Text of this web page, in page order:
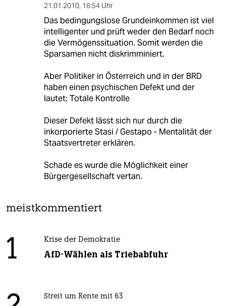
21.01.2010, 16:54 Uhr
Das bedingungslose Grundeinkommen ist viel
intelligenter und prüft weder den Bedarf noch
die Vermögenssituation. Somit werden die
Sparsamen nicht diskrimminiert.
Aber Politiker in Österreich und in der BRD
haben einen psychischen Defekt und der
lautet: Totale Kontrolle
Dieser Defekt lässt sich nur durch die
inkorporierte Stasi / Gestapo - Mentalität der
Staatsvertreter erklären.
Schade es wurde die Möglichkeit einer
Bürgergesellschaft vertan.
meistkommentiert
1 Krise der Demokratie
AfD-Wählen als Triebabfuhr
Streit um Rente mit 63